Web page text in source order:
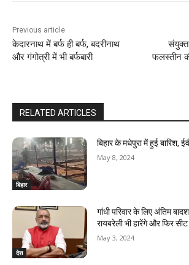
Previous article
केदारनाथ में बर्फ ही बर्फ, बदरीनाथ
और गंगोत्री में भी बर्फबारी
संयुक्त
फलस्तीन
RELATED ARTICLES
बिहार
बिहार के मधेपुरा में हुई बारिश,
May 8, 2024
देश
गांधी परिवार के लिए अंतिम
रायबरेली भी हारेंगे और फिर
May 3, 2024